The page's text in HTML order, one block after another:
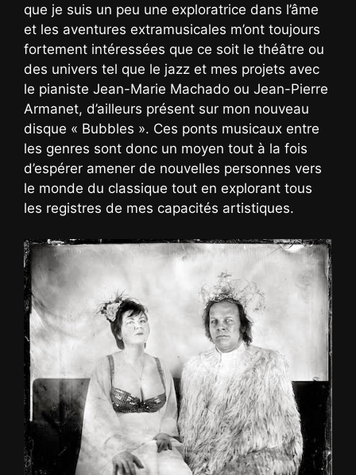
que je suis un peu une exploratrice dans l’âme
et les aventures extramusicales m’ont toujours
fortement intéressées que ce soit le théâtre ou
des univers tel que le jazz et mes projets avec
le pianiste Jean-Marie Machado ou Jean-Pierre
Armanet, d’ailleurs présent sur mon nouveau
disque « Bubbles ». Ces ponts musicaux entre
les genres sont donc un moyen tout à la fois
d’espérer amener de nouvelles personnes vers
le monde du classique tout en explorant tous
les registres de mes capacités artistiques.